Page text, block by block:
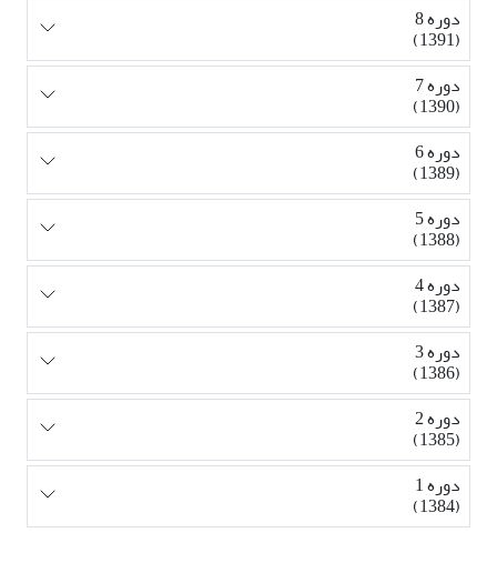
دوره 8
(1391)
دوره 7
(1390)
دوره 6
(1389)
دوره 5
(1388)
دوره 4
(1387)
دوره 3
(1386)
دوره 2
(1385)
دوره 1
(1384)